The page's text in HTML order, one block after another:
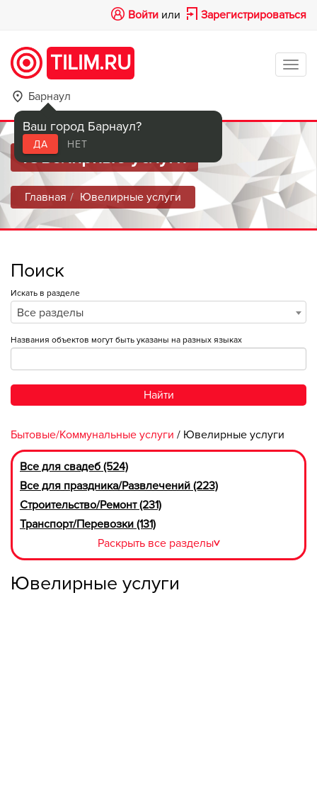
Войти или Зарегистрироваться
TILIM.RU
Барнаул
Ваш город Барнаул?
ДА НЕТ
Ювелирные услуги
Главная Ювелирные услуги
Поиск
Искать в разделе
Все разделы
Названия объектов могут быть указаны на разных языках
Найти
Бытовые/Коммунальные услуги / Ювелирные услуги
Все для свадеб (524)
Все для праздника/Развлечений (223)
Строительство/Ремонт (231)
Транспорт/Перевозки (131)
Раскрыть все разделы>
Ювелирные услуги